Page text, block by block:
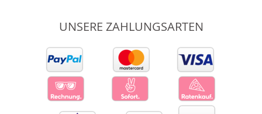
UNSERE ZAHLUNGSARTEN